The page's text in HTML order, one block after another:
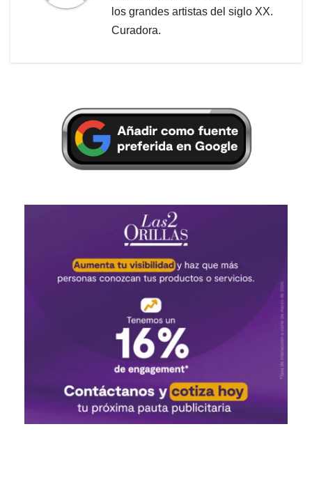
los grandes artistas del siglo XX.
Curadora.